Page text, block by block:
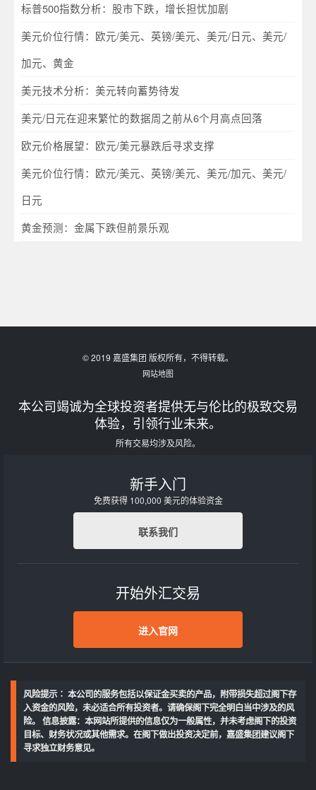
标普500指数分析：股市下跌，增长担忧加剧
美元价位行情：欧元/美元、英镑/美元、美元/日元、美元/
加元、黄金
美元技术分析：美元转向蓄势待发
美元/日元在迎来繁忙的数据周之前从6个月高点回落
欧元价格展望：欧元/美元暴跌后寻求支撑
美元价位行情：欧元/美元、英镑/美元、美元/加元、美元/
日元
黄金预测：金属下跌但前景乐观
© 2019 嘉盛集团 版权所有，不得转载。
网站地图
本公司竭诚为全球投资者提供无与伦比的极致交易
体验，引领行业未来。
所有交易均涉及风险。
新手入门
免费获得 100,000 美元的体验资金
联系我们
开始外汇交易
进入官网
风险提示∶ 本公司的服务包括以保证金买卖的产品，附带损失超过阁下存
入资金的风险，未必适合所有投资者。请确保阁下完全明白当中涉及的风
险。 信息披露：本网站所提供的信息仅为一般属性，并未考虑阁下的投资
目标、财务状况或其他需求。在阁下做出投资决定前，嘉盛集团建议阁下
寻求独立财务意见。